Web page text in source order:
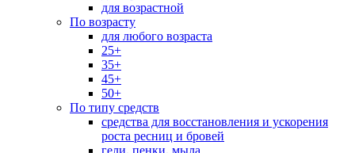
для возрастной
По возрасту
для любого возраста
25+
35+
45+
50+
По типу средств
средства для восстановления и ускорения
роста ресниц и бровей
гели, пенки, мыла